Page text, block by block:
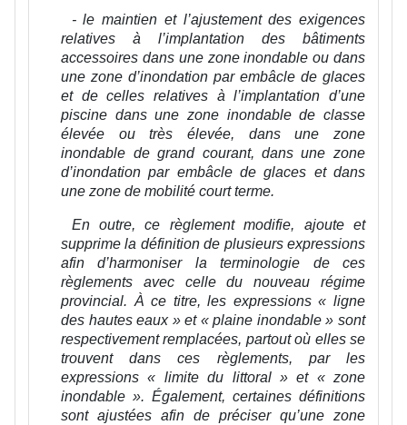
- le maintien et l’ajustement des exigences
relatives à l’implantation des bâtiments
accessoires dans une zone inondable ou dans
une zone d’inondation par embâcle de glaces
et de celles relatives à l’implantation d’une
piscine dans une zone inondable de classe
élevée ou très élevée, dans une zone
inondable de grand courant, dans une zone
d’inondation par embâcle de glaces et dans
une zone de mobilité court terme.
En outre, ce règlement modifie, ajoute et
supprime la définition de plusieurs expressions
afin d’harmoniser la terminologie de ces
règlements avec celle du nouveau régime
provincial. À ce titre, les expressions « ligne
des hautes eaux » et « plaine inondable » sont
respectivement remplacées, partout où elles se
trouvent dans ces règlements, par les
expressions « limite du littoral » et « zone
inondable ». Également, certaines définitions
sont ajustées afin de préciser qu’une zone